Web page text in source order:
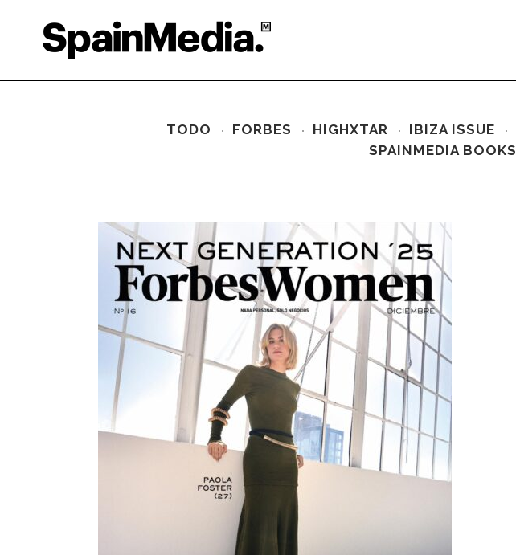
TODO FORBES HIGHXTAR IBIZA ISSUE
SPAINMEDIA BOOKS